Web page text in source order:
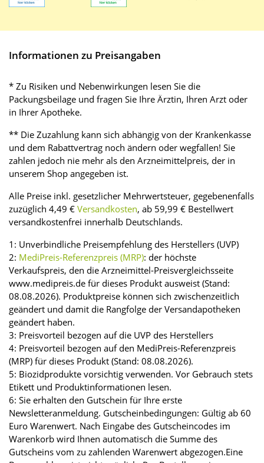
Informationen zu Preisangaben
* Zu Risiken und Nebenwirkungen lesen Sie die
Packungsbeilage und fragen Sie Ihre Ärztin, Ihren Arzt oder
in Ihrer Apotheke.
** Die Zuzahlung kann sich abhängig von der Krankenkasse
und dem Rabattvertrag noch ändern oder wegfallen! Sie
zahlen jedoch nie mehr als den Arzneimittelpreis, der in
unserem Shop angegeben ist.
Alle Preise inkl. gesetzlicher Mehrwertsteuer, gegebenenfalls
zuzüglich 4,49 € Versandkosten, ab 59,99 € Bestellwert
versandkostenfrei innerhalb Deutschlands.
1: Unverbindliche Preisempfehlung des Herstellers (UVP)
2: MediPreis-Referenzpreis (MRP): der höchste
Verkaufspreis, den die Arzneimittel-Preisvergleichsseite
www.medipreis.de für dieses Produkt ausweist (Stand:
08.08.2026). Produktpreise können sich zwischenzeitlich
geändert und damit die Rangfolge der Versandapotheken
geändert haben.
3: Preisvorteil bezogen auf die UVP des Herstellers
4: Preisvorteil bezogen auf den MediPreis-Referenzpreis
(MRP) für dieses Produkt (Stand: 08.08.2026).
5: Biozidprodukte vorsichtig verwenden. Vor Gebrauch stets
Etikett und Produktinformationen lesen.
6: Sie erhalten den Gutschein für Ihre erste
Newsletteranmeldung. Gutscheinbedingungen: Gültig ab 60
Euro Warenwert. Nach Eingabe des Gutscheincodes im
Warenkorb wird Ihnen automatisch die Summe des
Gutscheins vom zu zahlenden Warenwert abgezogen.Eine